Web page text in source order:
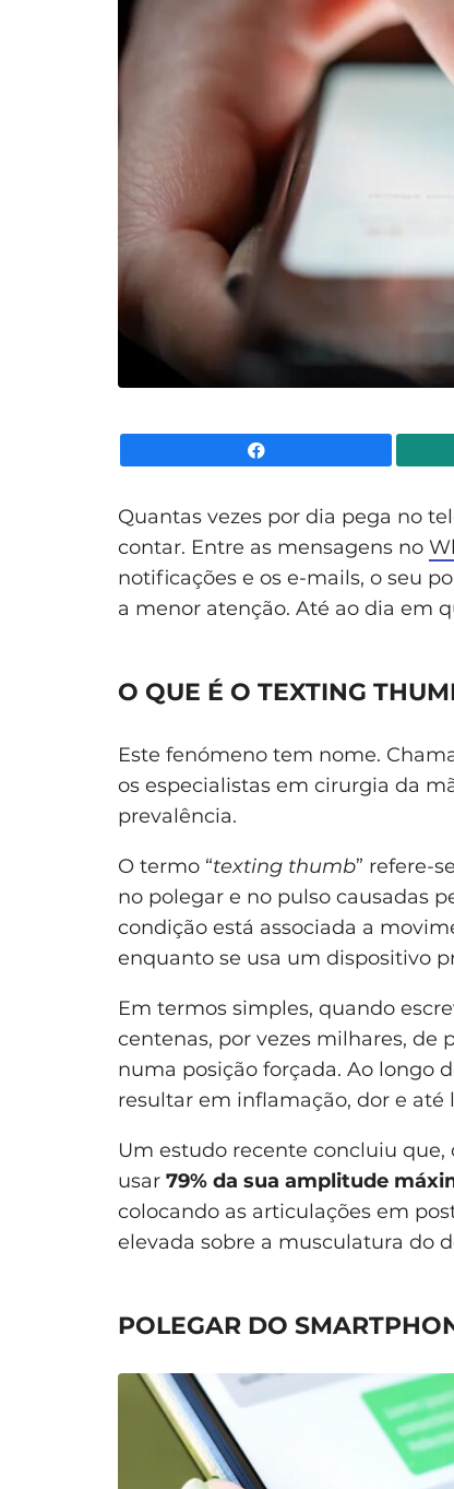
Quantas vezes por dia pega no
contar. Entre as mensagens no
notificações e os e-mails, o seu
a menor atenção. Até ao dia em
O QUE É O TEXTING
Este fenómeno tem nome.
os especialistas em cirurgia da
prevalência.
O termo “texting thumb” refere-
no polegar e no pulso causadas
condição está associada a
enquanto se usa um dispositivo
Em termos simples, quando
centenas, por vezes milhares, de
numa posição forçada. Ao longo
resultar em inflamação, dor e até
Um estudo recente concluiu
usar 79% da sua amplitude
colocando as articulações em
elevada sobre a musculatura do
POLEGAR DO